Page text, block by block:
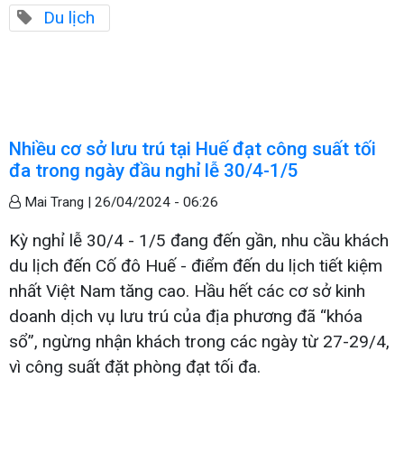
Du lịch
Nhiều cơ sở lưu trú tại Huế đạt công suất tối
đa trong ngày đầu nghỉ lễ 30/4-1/5
Mai Trang | 26/04/2024 - 06:26
Kỳ nghỉ lễ 30/4 - 1/5 đang đến gần, nhu cầu khách
du lịch đến Cố đô Huế - điểm đến du lịch tiết kiệm
nhất Việt Nam tăng cao. Hầu hết các cơ sở kinh
doanh dịch vụ lưu trú của địa phương đã “khóa
sổ”, ngừng nhận khách trong các ngày từ 27-29/4,
vì công suất đặt phòng đạt tối đa.